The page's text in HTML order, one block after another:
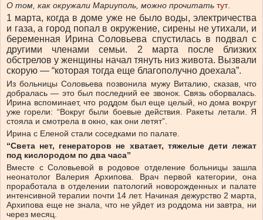
О том, как окружали Мариуполь, можно прочитать тут.
1 марта, когда в доме уже не было воды, электричества
и газа, а город попал в окружение, сирены не утихали, и
беременная Ирина Соловьева спустилась в подвал с
другими членами семьи. 2 марта после близких
обстрелов у женщины начал тянуть низ живота. Вызвали
скорую — “которая тогда еще благополучно доехала”.
Из больницы Соловьева позвонила мужу Виталию, сказав, что
добралась — это был последний ее звонок. Связь оборвалась.
Ирина вспоминает, что роддом был еще целый, но дома вокруг
уже горели: “Вокруг были боевые действия. Ракеты летали. Я
стояла и смотрела в окно, как они летят”.
Ирина с Еленой стали соседками по палате.
“Света нет, генераторов не хватает, тяжелые дети лежат
под кислородом по два часа”
Вместе с Соловьевой в родовое отделение больницы зашла
неонатолог Валерия Архипова. Врач первой категории, она
проработала в отделении патологий новорожденных и палате
интенсивной терапии почти 14 лет. Начиная дежурство 2 марта,
Архипова еще не знала, что не уйдет из роддома ни завтра, ни
через месяц.